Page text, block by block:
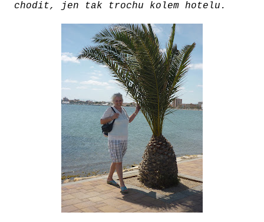
chodit, jen tak trochu kolem hotelu.